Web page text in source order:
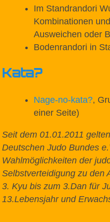
Im Standrandori
Kombinationen
Ausweichen oder
Bodenrandori in
Kata?
Nage-no-kata?,
einer Seite)
Seit dem 01.01.2011
Deutschen Judo Bundes
Wahlmöglichkeiten der
Selbstverteidigung zu den
3. Kyu bis zum 3.Dan für
13.Lebensjahr und